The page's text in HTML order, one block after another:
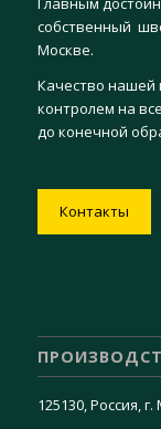
собственный
Москве.
Качество нашей
контролем на
до конечной
Контакты
125130, Россия,